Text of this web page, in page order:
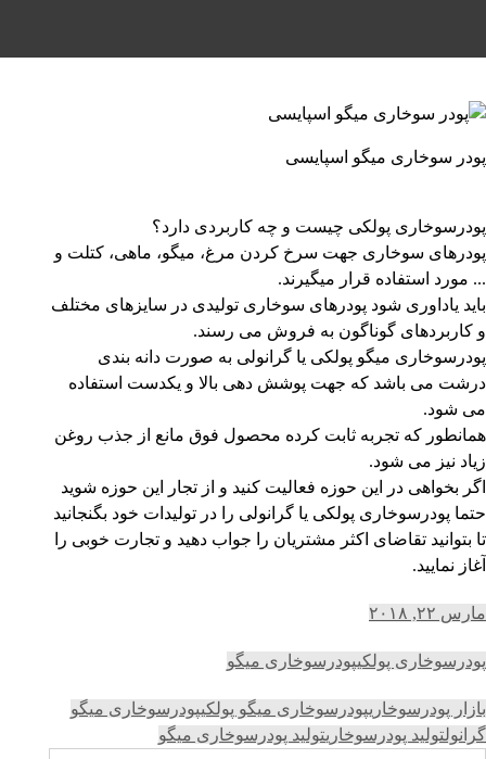
پودر سوخاری میگو اسپایسی
پودرسوخاری پولکی چیست و چه کاربردی دارد؟
پودرهای سوخاری جهت سرخ کردن مرغ، میگو، ماهی، کتلت و
..‌. مورد استفاده قرار میگیرند.
باید یاداوری شود پودرهای سوخاری تولیدی در سایزهای مختلف
و کاربردهای گوناگون به فروش می رسند.
پودرسوخاری میگو پولکی یا گرانولی به صورت دانه بندی
درشت می باشد که جهت پوشش دهی بالا و یکدست استفاده
می شود.
همانطور که تجربه ثابت کرده محصول فوق مانع از جذب روغن
زیاد نیز می شود.
اگر بخواهی در این حوزه فعالیت کنید و از تجار این حوزه شوید
حتما پودرسوخاری پولکی یا گرانولی را در تولیدات خود بگنجانید
تا بتوانید تقاضای اکثر مشتریان را جواب دهید و تجارت خوبی را
آغاز نمایید.
مارس ۲۲, ۲۰۱۸
پودرسوخاری پولکیپودرسوخاری میگو
بازار پودرسوخاریپودرسوخاری میگو پولکیپودرسوخاری میگو
گرانولتولید پودرسوخاریتولید پودرسوخاری میگو